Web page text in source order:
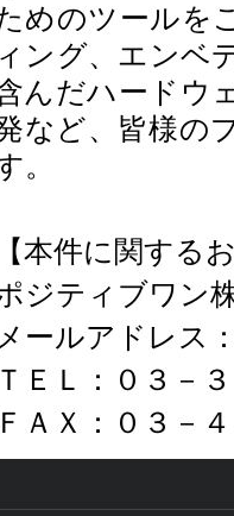
めのツールを
ィング、エンベ
んだハードウ
など、皆様の
。
【本件に関する
ジティブワン
ールアドレス
ＴＥＬ：０３－
ＦＡＸ：０３－